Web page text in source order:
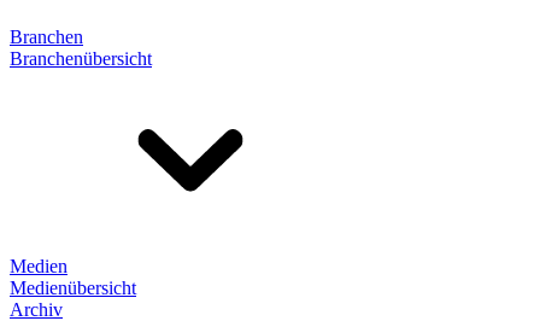
Branchen
Branchenübersicht
Medien
Medienübersicht
Archiv